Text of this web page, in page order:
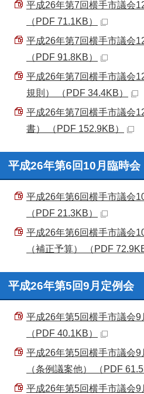
平成26年第7回横手市議会
（PDF 71.1KB）
平成26年第7回横手市議会
（PDF 91.8KB）
平成26年第7回横手市議会
規則） （PDF 34.4KB）
平成26年第7回横手市議会
書） （PDF 152.9KB）
平成26年第6回10月臨時会
平成26年第6回横手市議会
（PDF 21.3KB）
平成26年第6回横手市議会
（補正予算） （PDF
平成26年第5回9月定例会
平成26年第5回横手市議会
（PDF 40.1KB）
平成26年第5回横手市議会
（条例議案他） （PDF
平成26年第5回横手市議会